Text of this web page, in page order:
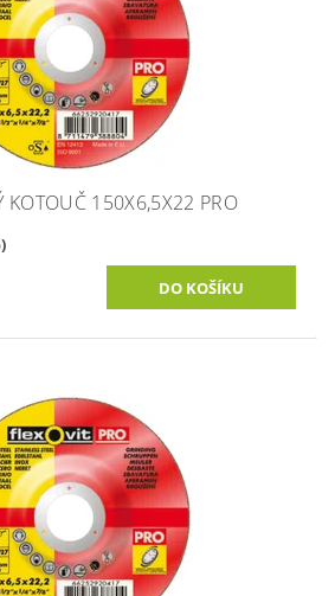
KOTOUČ 150X6,5X22 PRO